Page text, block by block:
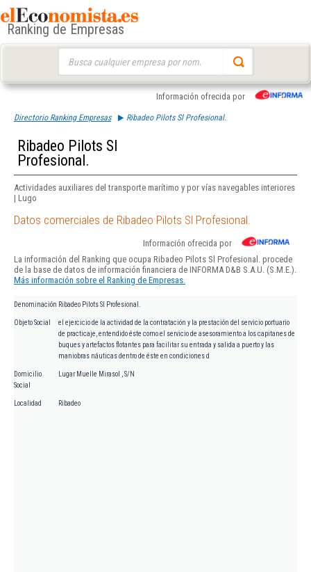
Ranking de Empresas
Información ofrecida por
Directorio Ranking Empresas Ribadeo Pilots Sl Profesional.
Ribadeo Pilots Sl
Profesional.
Actividades auxiliares del transporte marítimo y por vías navegables interiores
| Lugo
Datos comerciales de Ribadeo Pilots Sl Profesional.
Información ofrecida por
La información del Ranking que ocupa Ribadeo Pilots Sl Profesional. procede
de la base de datos de información financiera de INFORMA D&B S.A.U. (S.M.E.).
Más información sobre el Ranking de Empresas.
Denominación Ribadeo Pilots Sl Profesional.
Objeto Social
el ejercicio de la actividad de la contratación y la prestación del servicio portuario
de practicaje, entendido éste como el servicio de asesoramiento a los capitanes de
buques y artefactos flotantes para facilitar su entrada y salida a puerto y las
maniobras náuticas dentro de éste en condiciones d
Domicilio
Social
Lugar Muelle Mirasol , S/N
Localidad Ribadeo